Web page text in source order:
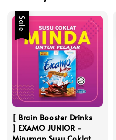
Sale
[ Brain Booster Drinks
] EXAMO JUNIOR -
Minuman Susu Coklat